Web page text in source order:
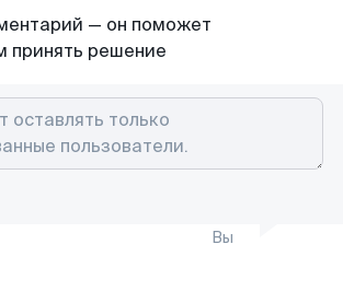
— он поможет
принять решение
Вы